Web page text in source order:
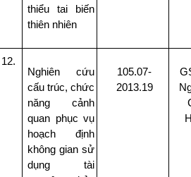
thiểu tai biến
thiên nhiên
Nghiên cứu
cấu trúc, chức
năng cảnh
quan phục vụ
hoạch định
không gian sử
dụng tài
105.07-
2013.19